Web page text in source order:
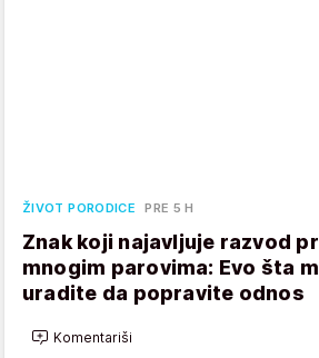
ŽIVOT PORODICE PRE 5 H
Znak koji najavljuje razvod
mnogim parovima: Evo šta
uradite da popravite odnos
Komentariši